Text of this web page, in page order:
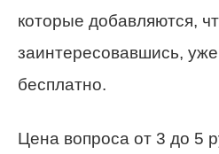
которые добавляются,
заинтересовавшись,
бесплатно.
Цена вопроса от 3 до 5